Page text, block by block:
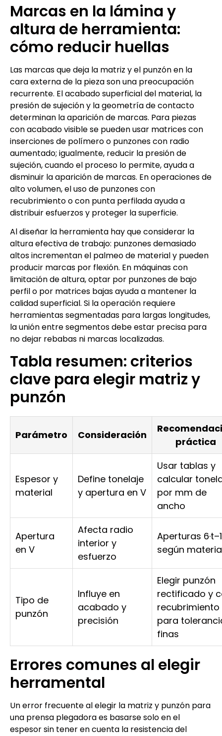
Marcas en la lámina y
altura de herramienta:
cómo reducir huellas
Las marcas que deja la matriz y el punzón en la
cara externa de la pieza son una preocupación
recurrente. El acabado superficial del material, la
presión de sujeción y la geometría de contacto
determinan la aparición de marcas. Para piezas
con acabado visible se pueden usar matrices con
inserciones de polímero o punzones con radio
aumentado; igualmente, reducir la presión de
sujeción, cuando el proceso lo permite, ayuda a
disminuir la aparición de marcas. En operaciones de
alto volumen, el uso de punzones con
recubrimiento o con punta perfilada ayuda a
distribuir esfuerzos y proteger la superficie.
Al diseñar la herramienta hay que considerar la
altura efectiva de trabajo: punzones demasiado
altos incrementan el palmeo de material y pueden
producir marcas por flexión. En máquinas con
limitación de altura, optar por punzones de bajo
perfil o por matrices bajas ayuda a mantener la
calidad superficial. Si la operación requiere
herramientas segmentadas para largas longitudes,
la unión entre segmentos debe estar precisa para
no dejar rebabas ni marcas localizadas.
Tabla resumen: criterios
clave para elegir matriz y
punzón
Parámetro Consideración
práctica
Espesor y
material
Define tonelaje
y apertura en V
Usar tablas y
calcular
por mm de
ancho
Apertura
en V
Afecta radio
interior y
esfuerzo
Aperturas
según
Tipo de
punzón
Influye en
acabado y
precisión
Elegir punzón
rectificado y
recubrimiento
para
finas
Errores comunes al elegir
herramental
Un error frecuente al elegir la matriz y punzón para
una prensa plegadora es basarse solo en el
espesor sin tener en cuenta la resistencia del